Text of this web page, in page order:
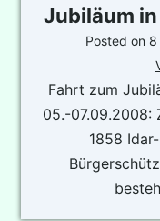
Jubiläum
Posted on 8
Fahrt zum
05.-07.09.2008:
1858